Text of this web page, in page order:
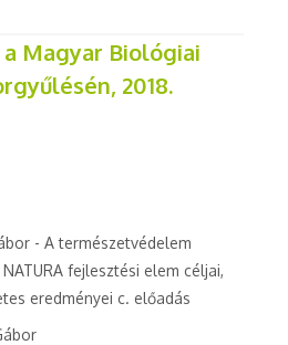
Magyar Biológiai
2018.
- A természetvédelem
fejlesztési elem céljai,
eredményei c. előadás